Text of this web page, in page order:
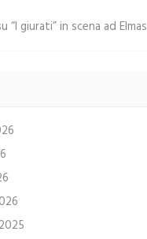
“I giurati” in scena ad Elmas